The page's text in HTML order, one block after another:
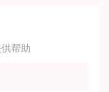
帮助